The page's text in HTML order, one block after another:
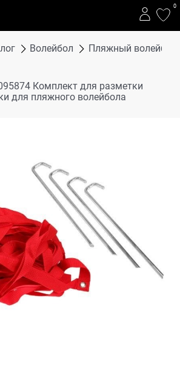
0
Волейбол Пляжный волейбол
Комплект для разметки
для пляжного волейбола